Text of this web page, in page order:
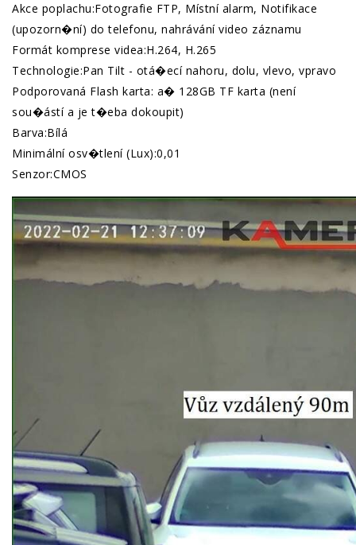
Akce poplachu:Fotografie FTP, Místní alarm, Notifikace
(upozorn�ní) do telefonu, nahrávání video záznamu
Formát komprese videa:H.264, H.265
Technologie:Pan Tilt - otá�ecí nahoru, dolu, vlevo, vpravo
Podporovaná Flash karta: a� 128GB TF karta (není
sou�ástí a je t�eba dokoupit)
Barva:Bílá
Minimální osv�tlení (Lux):0,01
Senzor:CMOS